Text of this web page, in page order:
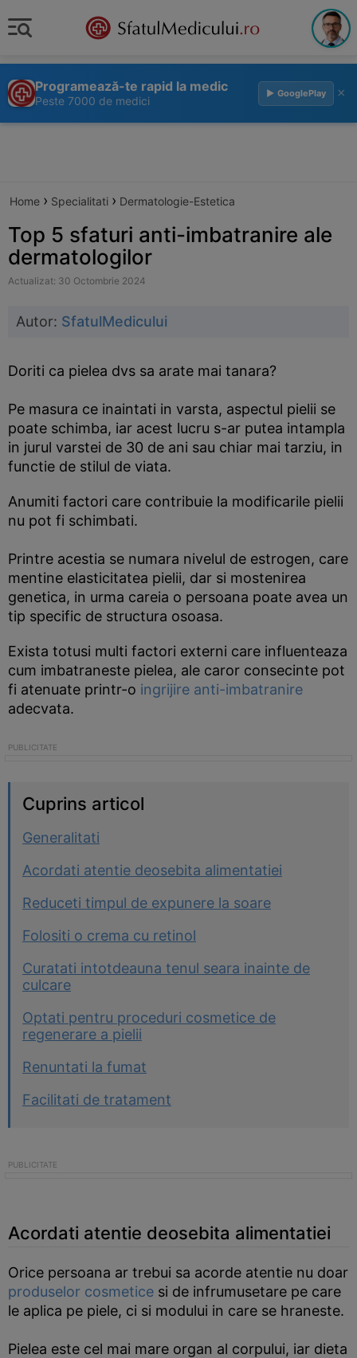
Programează-te rapid la medic
Peste 7000 de medici
▶ GooglePlay ×
Home › Specialitati › Dermatologie-Estetica
Top 5 sfaturi anti-imbatranire ale
dermatologilor
Actualizat: 30 Octombrie 2024
Autor: SfatulMedicului
Doriti ca pielea dvs sa arate mai tanara?
Pe masura ce inaintati in varsta, aspectul pielii se
poate schimba, iar acest lucru s-ar putea intampla
in jurul varstei de 30 de ani sau chiar mai tarziu, in
functie de stilul de viata.
Anumiti factori care contribuie la modificarile pielii
nu pot fi schimbati.
Printre acestia se numara nivelul de estrogen, care
mentine elasticitatea pielii, dar si mostenirea
genetica, in urma careia o persoana poate avea un
tip specific de structura osoasa.
Exista totusi multi factori externi care influenteaza
cum imbatraneste pielea, ale caror consecinte pot
fi atenuate printr-o ingrijire anti-imbatranire
adecvata.
Cuprins articol
Generalitati
Acordati atentie deosebita alimentatiei
Reduceti timpul de expunere la soare
Folositi o crema cu retinol
Curatati intotdeauna tenul seara inainte de
culcare
Optati pentru proceduri cosmetice de
regenerare a pielii
Renuntati la fumat
Facilitati de tratament
Acordati atentie deosebita alimentatiei
Orice persoana ar trebui sa acorde atentie nu doar
produselor cosmetice si de infrumusetare pe care
le aplica pe piele, ci si modului in care se hraneste.
Pielea este cel mai mare organ al corpului, iar dieta